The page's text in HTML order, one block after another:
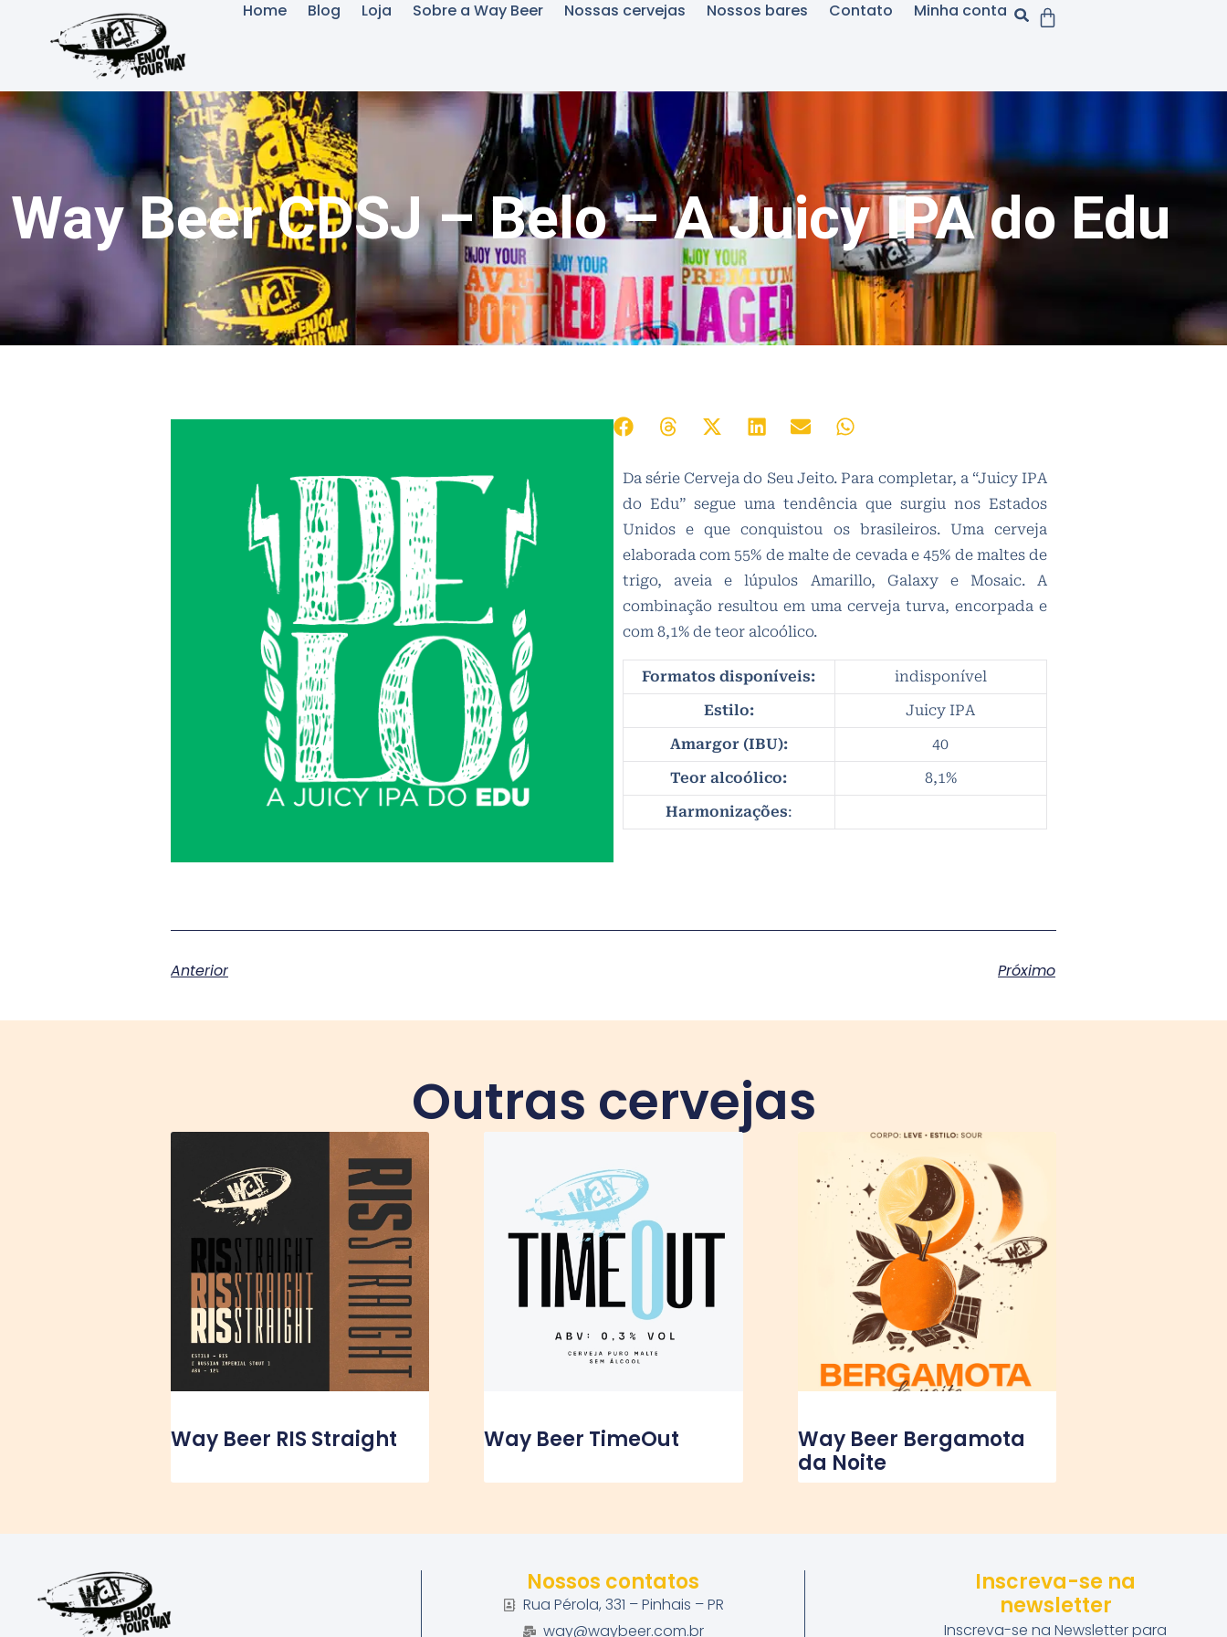
Home Blog Loja Sobre a Way Beer Nossas cervejas Nossos bares Contato Minha conta
Way Beer CDSJ – Belo – A Juicy IPA do Edu
Da série Cerveja do Seu Jeito. Para completar, a “Juicy IPA
do Edu” segue uma tendência que surgiu nos Estados
Unidos e que conquistou os brasileiros. Uma cerveja
elaborada com 55% de malte de cevada e 45% de maltes de
trigo, aveia e lúpulos Amarillo, Galaxy e Mosaic. A
combinação resultou em uma cerveja turva, encorpada e
com 8,1% de teor alcoólico.
Formatos disponíveis:
indisponível
Estilo:
Juicy IPA
Amargor (IBU):
40
Teor alcoólico:
8,1%
Harmonizações:
Anterior Próximo
Outras cervejas
Way Beer RIS Straight Way Beer TimeOut
Way Beer Bergamota
da Noite
Nossos contatos
Rua Pérola, 331 – Pinhais – PR
way@waybeer.com.br
Inscreva-se na
newsletter
Inscreva-se na Newsletter para